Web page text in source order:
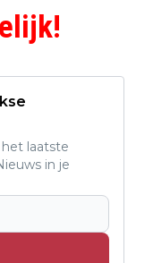
laatste
in je